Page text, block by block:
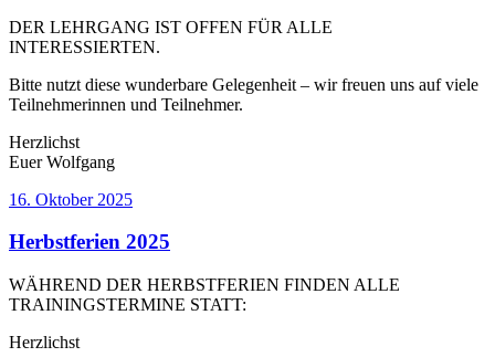
DER LEHRGANG IST OFFEN FÜR ALLE
INTERESSIERTEN.
Bitte nutzt diese wunderbare Gelegenheit – wir freuen uns auf viele
Teilnehmerinnen und Teilnehmer.
Herzlichst
Euer Wolfgang
Veröffentlicht
16. Oktober 2025
Herbstferien 2025
WÄHREND DER HERBSTFERIEN FINDEN ALLE
TRAININGSTERMINE STATT:
Herzlichst